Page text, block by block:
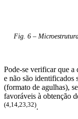
Fig. 6 –
Pode-se verificar que
e não são identificados
(formato de agulhas),
favoráveis à obtenção
(4,14,23,32).